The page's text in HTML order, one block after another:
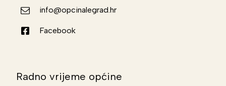
info@opcinalegrad.hr
Facebook
Radno vrijeme općine